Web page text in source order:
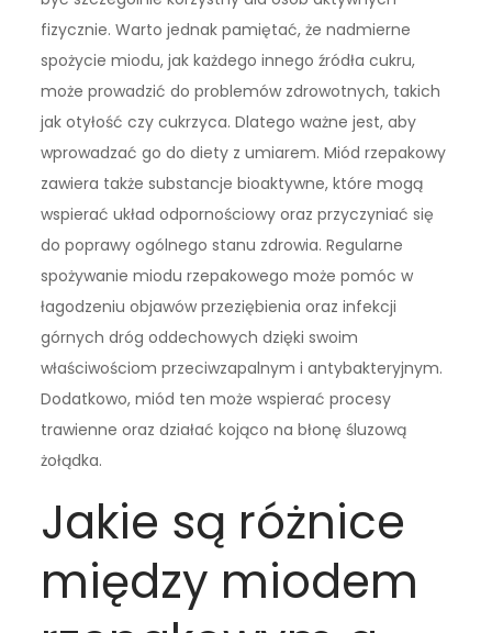
fizycznie. Warto jednak pamiętać, że nadmierne
spożycie miodu, jak każdego innego źródła cukru,
może prowadzić do problemów zdrowotnych, takich
jak otyłość czy cukrzyca. Dlatego ważne jest, aby
wprowadzać go do diety z umiarem. Miód rzepakowy
zawiera także substancje bioaktywne, które mogą
wspierać układ odpornościowy oraz przyczyniać się
do poprawy ogólnego stanu zdrowia. Regularne
spożywanie miodu rzepakowego może pomóc w
łagodzeniu objawów przeziębienia oraz infekcji
górnych dróg oddechowych dzięki swoim
właściwościom przeciwzapalnym i antybakteryjnym.
Dodatkowo, miód ten może wspierać procesy
trawienne oraz działać kojąco na błonę śluzową
żołądka.
Jakie są różnice
między miodem